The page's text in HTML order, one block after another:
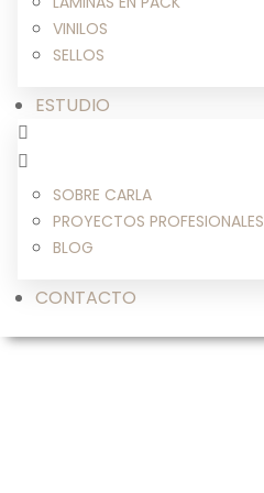
VINILOS
SELLOS
ESTUDIO
SOBRE CARLA
PROYECTOS PROFESIONALES
BLOG
CONTACTO